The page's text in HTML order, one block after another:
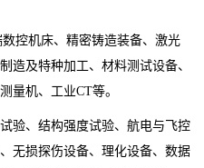
控机床、精密铸造装备、激光
造及特种加工、材料测试设备、
量机、工业CT等。
验、结构强度试验、航电与飞控
无损探伤设备、理化设备、数据